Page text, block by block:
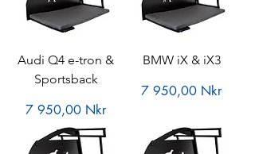
Audi Q4 e-tron &
Sportsback
Pris
7 950,00 Nkr
BMW iX & iX3
Pris
7 950,00 Nkr